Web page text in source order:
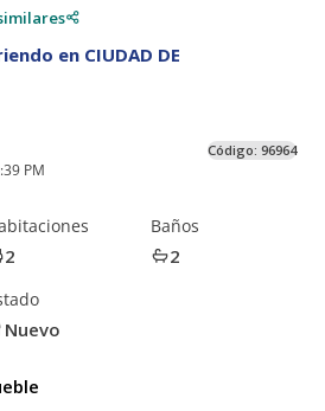
en CIUDAD DE
PM
Código: 96964
2
Baños
2
Nuevo